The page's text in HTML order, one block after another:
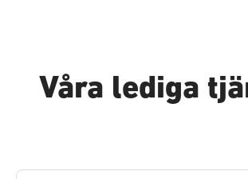
Våra lediga